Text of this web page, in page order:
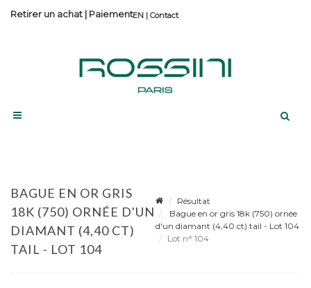
Contact
Retirer un achat | Paiement
BAGUE EN OR GRIS
18K (750) ORNÉE D'UN
DIAMANT (4,40 CT)
TAIL - LOT 104
Résultat
Bague en or gris 18k (750) ornée
d'un diamant (4,40 ct) tail - Lot 104
Lot n° 104